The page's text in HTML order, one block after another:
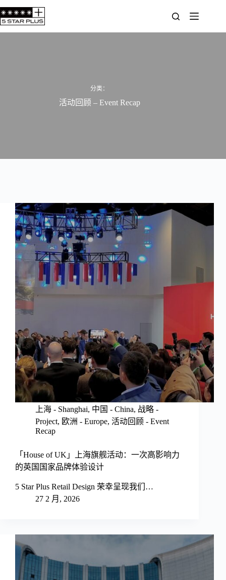
跳
至
内
分类：
活动回顾 – Event Recap
上海 - Shanghai, 中国 - China, 战略 -
Project, 欧洲 - Europe, 活动回顾 - Event
Recap
「House of UK」上海旗舰活动：一次高影响力
的英国国家品牌体验设计
5 Star Plus Retail Design 荣幸呈现我们…
27 2 月, 2026